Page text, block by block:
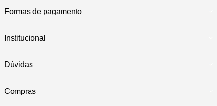
Formas de pagamento
Institucional
Dúvidas
Compras